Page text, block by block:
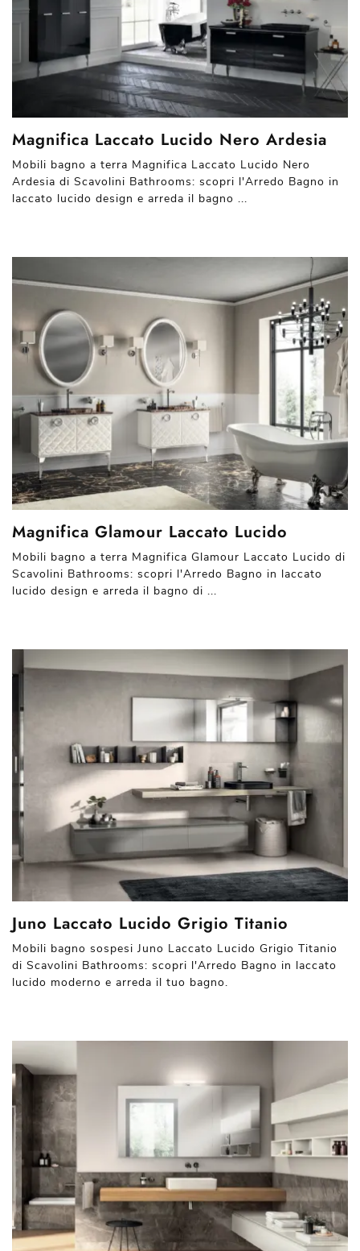
Magnifica Laccato Lucido Nero Ardesia
Mobili bagno a terra Magnifica Laccato Lucido Nero
Ardesia di Scavolini Bathrooms: scopri l'Arredo Bagno in
laccato lucido design e arreda il bagno ...
Magnifica Glamour Laccato Lucido
Mobili bagno a terra Magnifica Glamour Laccato Lucido di
Scavolini Bathrooms: scopri l'Arredo Bagno in laccato
lucido design e arreda il bagno di ...
Juno Laccato Lucido Grigio Titanio
Mobili bagno sospesi Juno Laccato Lucido Grigio Titanio
di Scavolini Bathrooms: scopri l'Arredo Bagno in laccato
lucido moderno e arreda il tuo bagno.